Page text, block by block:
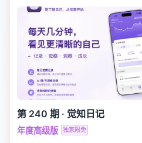
第 240 期 · 觉知日记
年度高级版 独家限免